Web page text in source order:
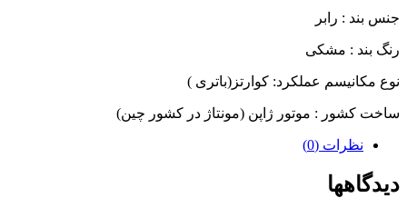
جنس بند : رابر
رنگ بند : مشکی
نوع مکانیسم عملکرد: کوارتز(باتری )
ساخت کشور : موتور ژاپن (مونتاژ در کشور چین)
نظرات (0)
دیدگاهها